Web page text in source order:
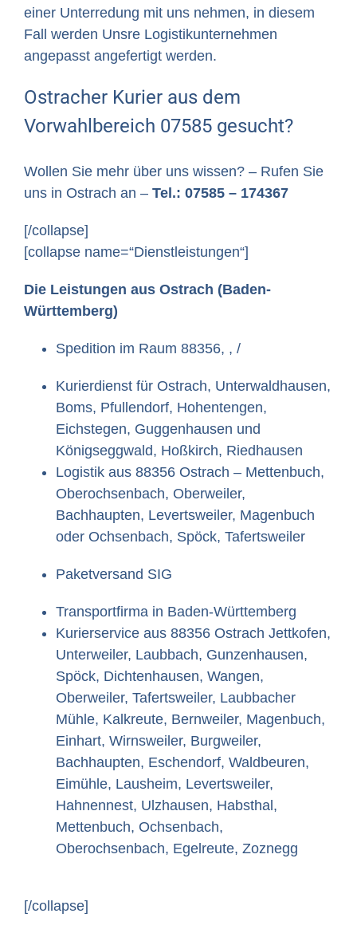
einer Unterredung mit uns nehmen, in diesem
Fall werden Unsre Logistikunternehmen
angepasst angefertigt werden.
Ostracher Kurier aus dem
Vorwahlbereich 07585 gesucht?
Wollen Sie mehr über uns wissen? – Rufen Sie
uns in Ostrach an – Tel.: 07585 – 174367
[/collapse]
[collapse name=“Dienstleistungen“]
Die Leistungen aus Ostrach (Baden-
Württemberg)
Spedition im Raum 88356, , /
Kurierdienst für Ostrach, Unterwaldhausen,
Boms, Pfullendorf, Hohentengen,
Eichstegen, Guggenhausen und
Königseggwald, Hoßkirch, Riedhausen
Logistik aus 88356 Ostrach – Mettenbuch,
Oberochsenbach, Oberweiler,
Bachhaupten, Levertsweiler, Magenbuch
oder Ochsenbach, Spöck, Tafertsweiler
Paketversand SIG
Transportfirma in Baden-Württemberg
Kurierservice aus 88356 Ostrach Jettkofen,
Unterweiler, Laubbach, Gunzenhausen,
Spöck, Dichtenhausen, Wangen,
Oberweiler, Tafertsweiler, Laubbacher
Mühle, Kalkreute, Bernweiler, Magenbuch,
Einhart, Wirnsweiler, Burgweiler,
Bachhaupten, Eschendorf, Waldbeuren,
Eimühle, Lausheim, Levertsweiler,
Hahnennest, Ulzhausen, Habsthal,
Mettenbuch, Ochsenbach,
Oberochsenbach, Egelreute, Zoznegg
[/collapse]